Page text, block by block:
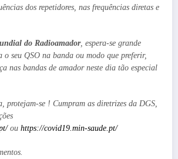
dos repetidores, nas frequências diretas e
do Radioamador, espera-se grande
o seu QSO na banda ou modo que preferir,
nas bandas de amador neste dia tão especial
protejam-se ! Cumpram as diretrizes da DGS,
ou https://covid19.min-saude.pt/